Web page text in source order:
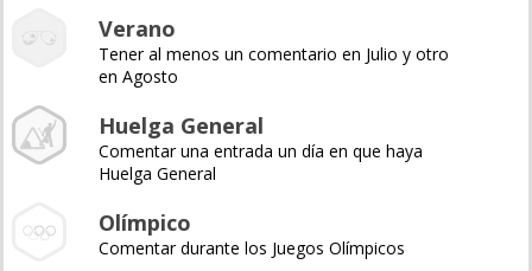
Verano
Tener al menos un comentario en Julio y otro
en Agosto
Huelga General
Comentar una entrada un día en que haya
Huelga General
Olímpico
Comentar durante los Juegos Olímpicos